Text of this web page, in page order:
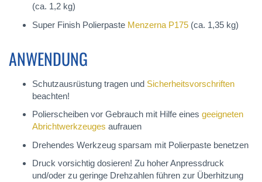
(ca. 1,2 kg)
Super Finish Polierpaste Menzerna P175 (ca. 1,35 kg)
ANWENDUNG
Schutzausrüstung tragen und Sicherheitsvorschriften
beachten!
Polierscheiben vor Gebrauch mit Hilfe eines geeigneten
Abrichtwerkzeuges aufrauen
Drehendes Werkzeug sparsam mit Polierpaste benetzen
Druck vorsichtig dosieren! Zu hoher Anpressdruck
und/oder zu geringe Drehzahlen führen zur Überhitzung